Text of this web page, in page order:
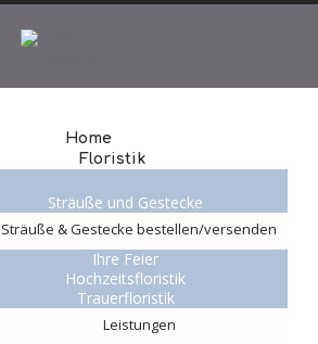
Home
Floristik
Sträuße und Gestecke
Sträuße & Gestecke bestellen/versenden
Ihre Feier
Hochzeitsfloristik
Trauerfloristik
Leistungen